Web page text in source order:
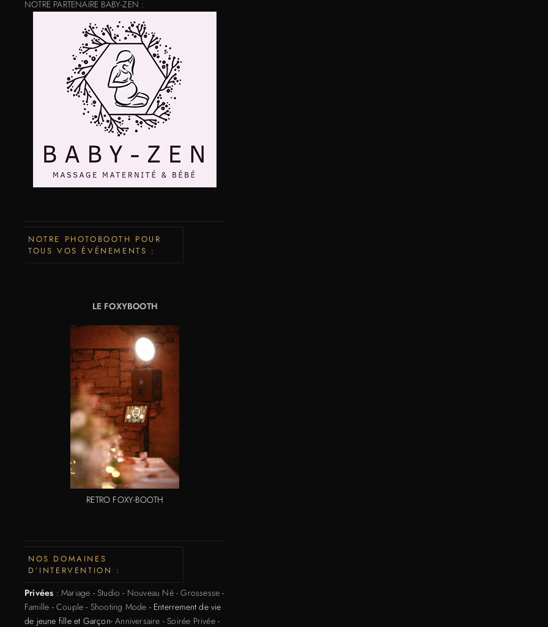
NOTRE PARTENAIRE BABY-ZEN :
NOTRE PHOTOBOOTH POUR
TOUS VOS ÉVÉNEMENTS :
LE FOXYBOOTH
RETRO FOXY-BOOTH
NOS DOMAINES
D’INTERVENTION :
Privées :Mariage -Studio - Nouveau Né - Grossesse -
Famille -Couple - Shooting Mode - Enterrement de vie
de jeune fille et Garçon-Anniversaire - Soirée Privée-